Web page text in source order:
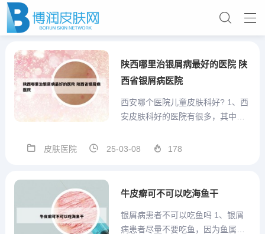
陕西哪里治银屑病最好的医院 陕
西省银屑病医院
西安哪个医院儿童皮肤科好? 1、西
安皮肤科好的医院有很多，其中西
肤科和陕西省人民医院皮肤科比较
医院皮肤科：该医院作为一所集医
皮肤医院 25-03-08 178
牛皮癣可不可以吃海鱼干
银屑病患者不可以吃鱼吗 1、银屑
病患者尽量不要吃鱼，因为鱼属于